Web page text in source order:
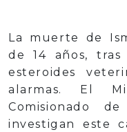
La muerte de
de 14 años,
esteroides
alarmas. El
Comisionado
investigan este